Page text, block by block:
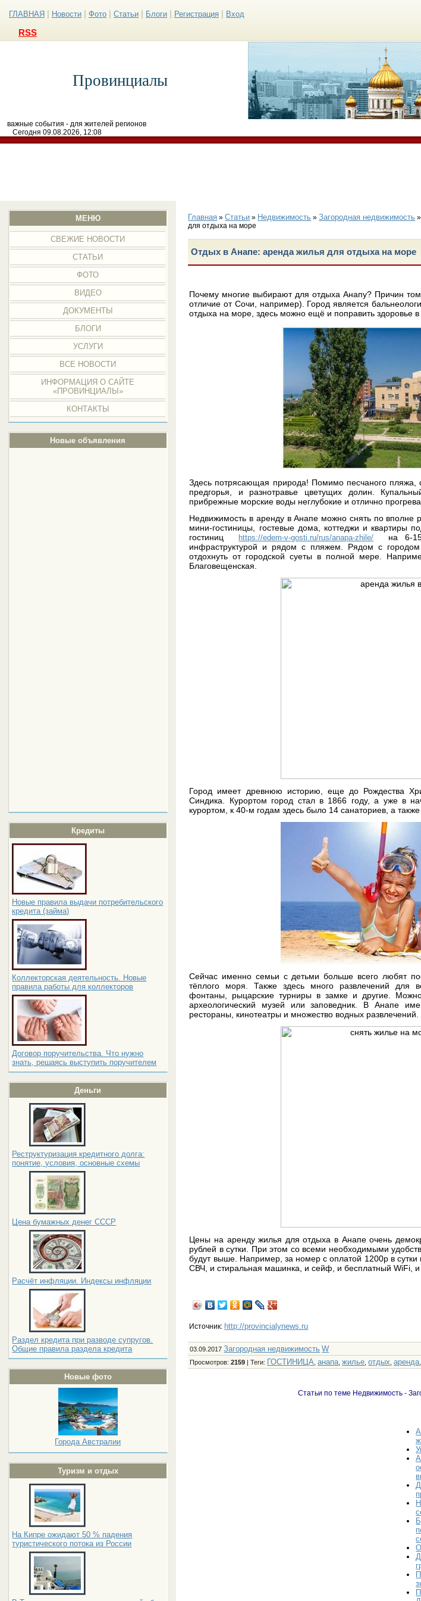
ГЛАВНАЯ Новости Фото Статьи Блоги Регистрация Вход
RSS
Провинциалы
важные события - для жителей регионов
Сегодня 09.08.2026, 12:08
МЕНЮ
СВЕЖИЕ НОВОСТИ
СТАТЬИ
ФОТО
ВИДЕО
ДОКУМЕНТЫ
БЛОГИ
УСЛУГИ
ВСЕ НОВОСТИ
ИНФОРМАЦИЯ О САЙТЕ
«ПРОВИНЦИАЛЫ»
КОНТАКТЫ
Новые объявления
Кредиты
Новые правила выдачи потребительского
кредита (займа)
Коллекторская деятельность. Новые
правила работы для коллекторов
Договор поручительства. Что нужно
знать, решаясь выступить поручителем
Деньги
Реструктуризация кредитного долга:
понятие, условия, основные схемы
Цена бумажных денег СССР
Расчёт инфляции. Индексы инфляции
Раздел кредита при разводе супругов.
Общие правила раздела кредита
Новые фото
Города Австралии
Туризм и отдых
На Кипре ожидают 50 % падения
туристического потока из России
Главная »Статьи » Недвижимость »Загородная недвижимость
для отдыха на море
Отдых в Анапе: аренда жилья для отдыха на море
Почему многие выбирают для отдыха Анапу? Причин
отличие от Сочи, например). Город является
отдыха на море, здесь можно ещё и поправить здоровье
Здесь потрясающая природа! Помимо песчаного
предгорья, и разнотравье цветущих долин.
прибрежные морские воды неглубокие и отлично
Недвижимость в аренду в Анапе можно снять по вполне
мини-гостиницы, гостевые дома, коттеджи и квартиры
гостиниц https://edem-v-gosti.ru/rus/anapa-zhile/ на 6-15
инфраструктурой и рядом с пляжем. Рядом с
отдохнуть от городской суеты в полной мере.
Благовещенская.
Город имеет древнюю историю, еще до Рождества
Синдика. Курортом город стал в 1866 году, а уже в
курортом, к 40-м годам здесь было 14 санаториев, а
Сейчас именно семьи с детьми больше всего любят
тёплого моря. Также здесь много развлечений для
фонтаны, рыцарские турниры в замке и другие.
археологический музей или заповедник. В Анапе
рестораны, кинотеатры и множество водных развлечений.
Цены на аренду жилья для отдыха в Анапе очень
рублей в сутки. При этом со всеми необходимыми
будут выше. Например, за номер с оплатой 1200р в
СВЧ, и стиральная машинка, и сейф, и бесплатный WiFi,
Источник: http://provincialynews.ru
03.09.2017Загородная недвижимость W
Просмотров:2159 |Теги: ГОСТИНИЦА ,анапа ,жилье ,отдых ,аренда
Статьи по теме Недвижимость -